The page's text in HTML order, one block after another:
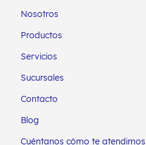
Nosotros
Productos
Servicios
Sucursales
Contacto
Blog
Cuéntanos cómo te atendimos